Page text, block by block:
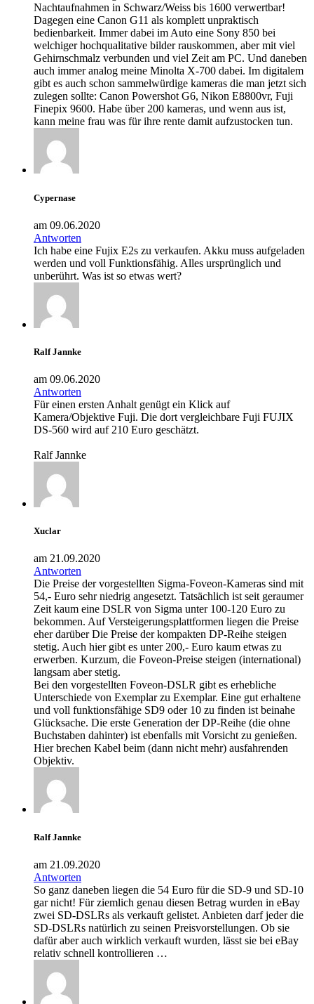
Nachtaufnahmen in Schwarz/Weiss bis 1600 verwertbar!
Dagegen eine Canon G11 als komplett unpraktisch
bedienbarkeit. Immer dabei im Auto eine Sony 850 bei
welchiger hochqualitative bilder rauskommen, aber mit viel
Gehirnschmalz verbunden und viel Zeit am PC. Und daneben
auch immer analog meine Minolta X-700 dabei. Im digitalem
gibt es auch schon sammelwürdige kameras die man jetzt sich
zulegen sollte: Canon Powershot G6, Nikon E8800vr, Fuji
Finepix 9600. Habe über 200 kameras, und wenn aus ist,
kann meine frau was für ihre rente damit aufzustocken tun.
Cypernase
am 09.06.2020
Antworten
Ich habe eine Fujix E2s zu verkaufen. Akku muss aufgeladen
werden und voll Funktionsfähig. Alles ursprünglich und
unberührt. Was ist so etwas wert?
Ralf Jannke
am 09.06.2020
Antworten
Für einen ersten Anhalt genügt ein Klick auf
Kamera/Objektive Fuji. Die dort vergleichbare Fuji FUJIX
DS-560 wird auf 210 Euro geschätzt.
Ralf Jannke
Xuclar
am 21.09.2020
Antworten
Die Preise der vorgestellten Sigma-Foveon-Kameras sind mit
54,- Euro sehr niedrig angesetzt. Tatsächlich ist seit geraumer
Zeit kaum eine DSLR von Sigma unter 100-120 Euro zu
bekommen. Auf Versteigerungsplattformen liegen die Preise
eher darüber Die Preise der kompakten DP-Reihe steigen
stetig. Auch hier gibt es unter 200,- Euro kaum etwas zu
erwerben. Kurzum, die Foveon-Preise steigen (international)
langsam aber stetig.
Bei den vorgestellten Foveon-DSLR gibt es erhebliche
Unterschiede von Exemplar zu Exemplar. Eine gut erhaltene
und voll funktionsfähige SD9 oder 10 zu finden ist beinahe
Glücksache. Die erste Generation der DP-Reihe (die ohne
Buchstaben dahinter) ist ebenfalls mit Vorsicht zu genießen.
Hier brechen Kabel beim (dann nicht mehr) ausfahrenden
Objektiv.
Ralf Jannke
am 21.09.2020
Antworten
So ganz daneben liegen die 54 Euro für die SD-9 und SD-10
gar nicht! Für ziemlich genau diesen Betrag wurden in eBay
zwei SD-DSLRs als verkauft gelistet. Anbieten darf jeder die
SD-DSLRs natürlich zu seinen Preisvorstellungen. Ob sie
dafür aber auch wirklich verkauft wurden, lässt sie bei eBay
relativ schnell kontrollieren …